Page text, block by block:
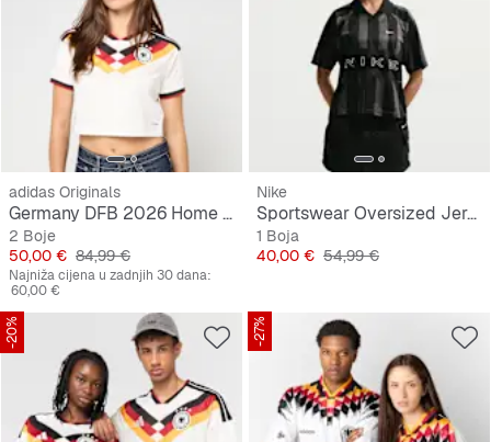
adidas Originals
Germany DFB 2026 Home Jersey, cropped
2 Boje
Cijena
50,00 € Originalna cijena
84,99 €
Najniža cijena u zadnjih 30 dana:
60,00 €
Nike
Sportswear Oversized Jersey
1 Boja
Cijena
40,00 € Originalna cijena
54,99 €
-20% -27%